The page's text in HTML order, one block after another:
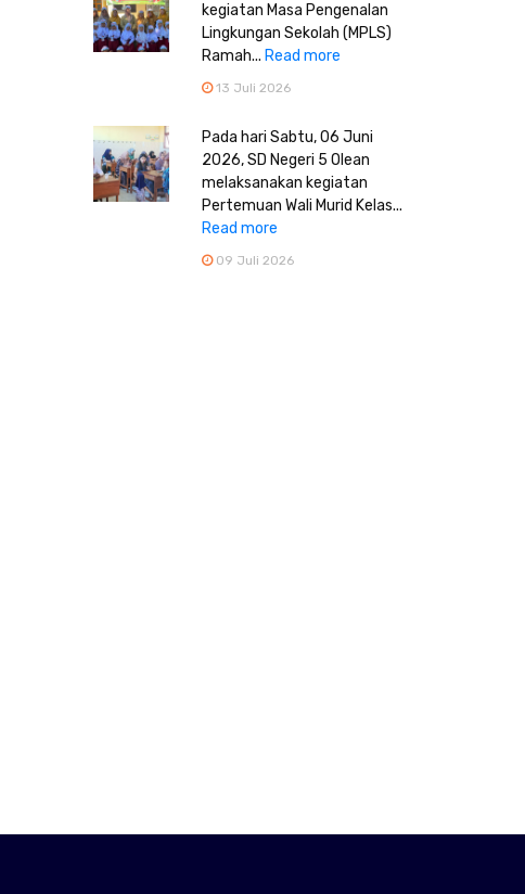
kegiatan Masa Pengenalan
Lingkungan Sekolah (MPLS)
Ramah... Read more
13 Juli 2026
Pada hari Sabtu, 06 Juni
2026, SD Negeri 5 Olean
melaksanakan kegiatan
Pertemuan Wali Murid Kelas...
Read more
09 Juli 2026